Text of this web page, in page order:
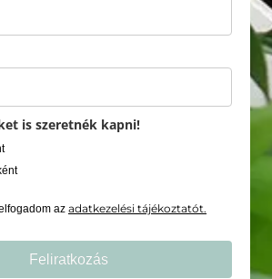
is szeretnék kapni!
az adatkezelési tájékoztatót.
Feliratkozás